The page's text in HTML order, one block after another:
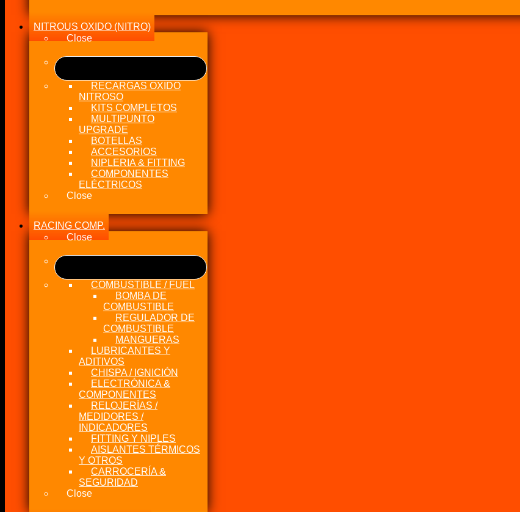
NITROUS OXIDO (NITRO)
Close
RECARGAS OXIDO
NITROSO
KITS COMPLETOS
MULTIPUNTO
UPGRADE
BOTELLAS
ACCESORIOS
NIPLERIA & FITTING
COMPONENTES
ELÉCTRICOS
Close
RACING COMP.
Close
COMBUSTIBLE / FUEL
BOMBA DE
COMBUSTIBLE
REGULADOR DE
COMBUSTIBLE
MANGUERAS
LUBRICANTES Y
ADITIVOS
CHISPA / IGNICIÓN
ELECTRÓNICA &
COMPONENTES
RELOJERÍAS /
MEDIDORES /
INDICADORES
FITTING Y NIPLES
AISLANTES TÉRMICOS
Y OTROS
CARROCERÍA &
SEGURIDAD
Close